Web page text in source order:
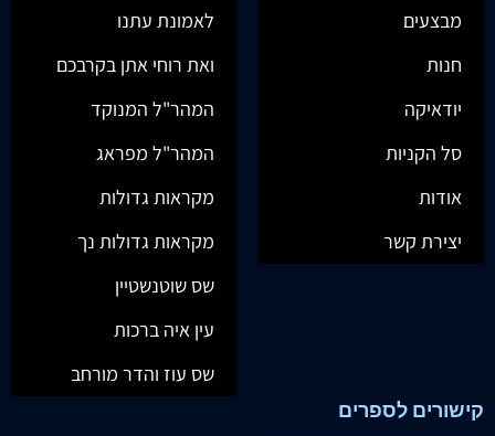
מבצעים
חנות
יודאיקה
סל הקניות
אודות
יצירת קשר
לאמונת עתנו
ואת רוחי אתן בקרבכם
המהר"ל המנוקד
המהר"ל מפראג
מקראות גדולות
מקראות גדולות נך
שס שוטנשטיין
עין איה ברכות
שס עוז והדר מורחב
קישורים לספרים